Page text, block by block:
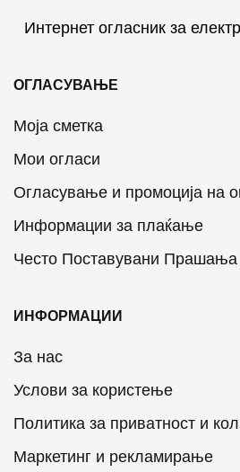
Интернет огласник за
ОГЛАСУВАЊЕ
Моја сметка
Мои огласи
Огласување и промоција на
Информации за плаќање
Често Поставувани Прашања
ИНФОРМАЦИИ
За нас
Услови за користење
Политика за приватност и
Маркетинг и рекламирање